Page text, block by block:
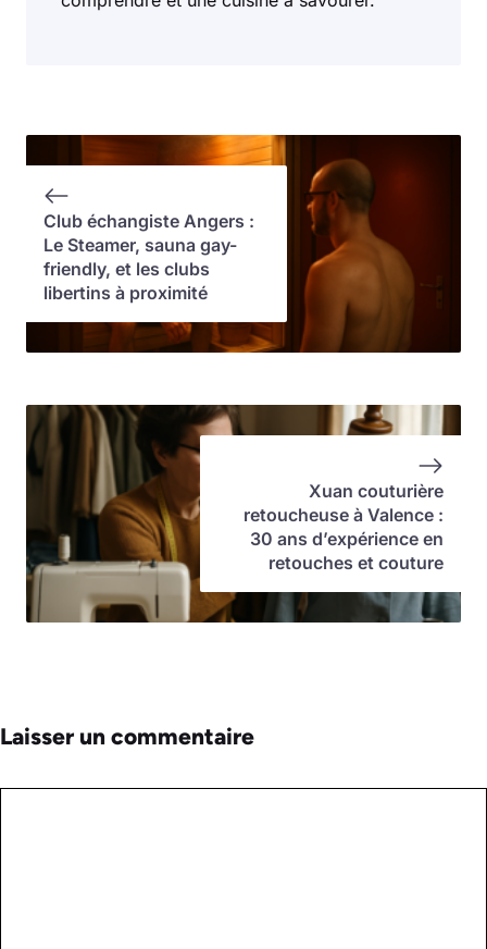
Club échangiste Angers :
Le Steamer, sauna gay-
friendly, et les clubs
libertins à proximité
Xuan couturière
retoucheuse à Valence :
30 ans d’expérience en
retouches et couture
Laisser un commentaire